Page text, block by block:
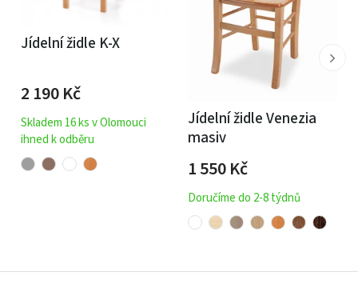
Šířka: 54 cm
Hloubka: 55 cm
Výška sedu: 47 cm
Hloubka sedu: 42 cm
Počet kusů v balení: 2 ks
Počet balení: 1 ks
Jídelní židle K-X
2 190Kč
Skladem 16 ks v Olomouci
ihned k odběru
Jídelní židle Venezia
masiv
1 550Kč
Doručíme do 2-8 týdnů